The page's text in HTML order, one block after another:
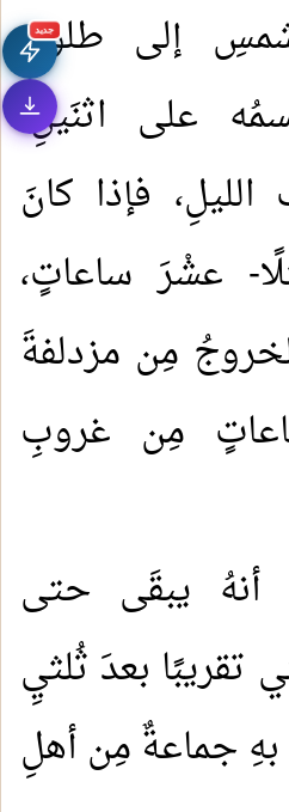
جديد
إلى طلوعِ
على اثنَينِ،
فإذا كانَ
عشْرَ ساعاتٍ،
مِن مزدلفةَ
مِن غروبِ
أنهُ يبقَى حتى
تقريبًا بعدَ ثُلثيِ
بهِ جماعةٌ مِن أهلِ